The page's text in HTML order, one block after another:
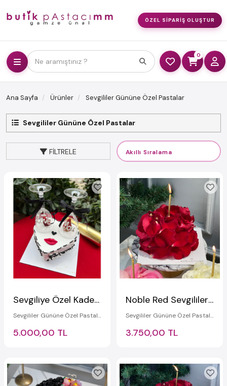
ÖZEL SIPARIŞ OLUŞTUR
Ne aramıştınız ?
0
Ana Sayfa Ürünler Sevgililer Gününe Özel Pastalar
Sevgililer Gününe Özel Pastalar
FILTRELE
Sevgiliye Özel Kadeh Dilimli Pasta
Sevgililer Gününe Özel Pastalar
5.000,00 TL
Noble Red Sevgililer Günü Pastası
Sevgililer Gününe Özel Pastalar
3.750,00 TL